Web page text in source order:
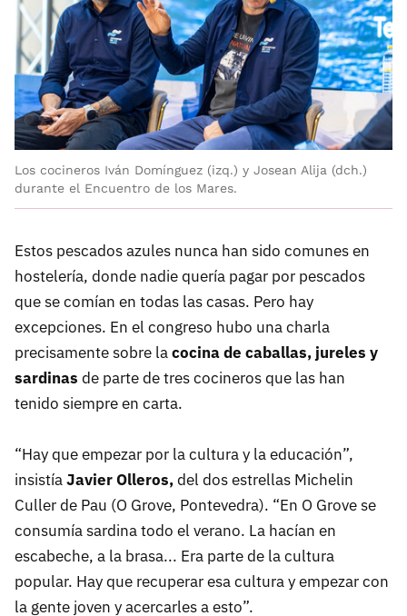
Los cocineros Iván Domínguez (izq.) y Josean Alija (dch.)
durante el Encuentro de los Mares.
Estos pescados azules nunca han sido comunes en
hostelería, donde nadie quería pagar por pescados
que se comían en todas las casas. Pero hay
excepciones. En el congreso hubo una charla
precisamente sobre lacocina de caballas, jureles y
sardinas de parte de tres cocineros que las han
tenido siempre en carta.
“Hay que empezar por la cultura y la educación”,
insistíaJavier Olleros,del dos estrellas Michelin
Culler de Pau (O Grove, Pontevedra). “En O Grove se
consumía sardina todo el verano. La hacían en
escabeche, a la brasa... Era parte de la cultura
popular. Hay que recuperar esa cultura y empezar con
la gente joven y acercarles a esto”.